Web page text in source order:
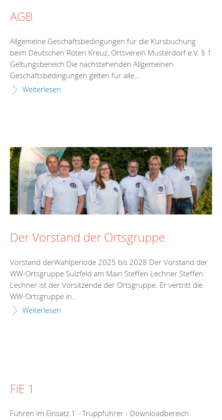
AGB
Allgemeine Geschäftsbedingungen für die Kursbuchung
beim Deutschen Roten Kreuz, Ortsverein Musterdorf e.V. § 1
Geltungsbereich Die nachstehenden Allgemeinen
Geschäftsbedingungen gelten für alle...
Weiterlesen
Der Vorstand der Ortsgruppe
Vorstand derWahlperiode 2025 bis 2028 Der Vorstand der
WW-Ortsgruppe Sulzfeld am Main Steffen Lechner Steffen
Lechner ist der Vorsitzende der Ortsgruppe. Er vertritt die
WW-Ortsgruppe in...
Weiterlesen
FiE 1
Führen im Einsatz 1 - Truppführer - Downloadbereich